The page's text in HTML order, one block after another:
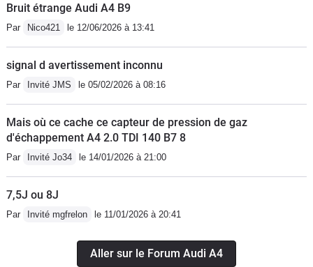
Bruit étrange Audi A4 B9
Par Nico421 le 12/06/2026 à 13:41
signal d avertissement inconnu
Par Invité JMS le 05/02/2026 à 08:16
Mais où ce cache ce capteur de pression de gaz
d'échappement A4 2.0 TDI 140 B7 8
Par Invité Jo34 le 14/01/2026 à 21:00
7,5J ou 8J
Par Invité mgfrelon le 11/01/2026 à 20:41
Aller sur le Forum Audi A4